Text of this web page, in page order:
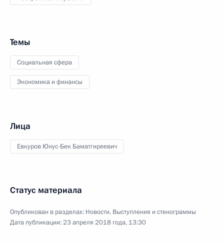
Темы
Социальная сфера
Экономика и финансы
Лица
Евкуров Юнус-Бек Баматгиреевич
Статус материала
Опубликован в разделах: Новости, Выступления и стенограммы
Дата публикации:23 апреля 2018 года, 13:30